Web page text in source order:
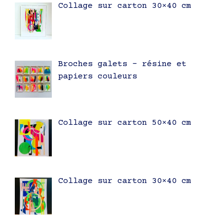
Collage sur carton 30×40 cm
Broches galets – résine et
papiers couleurs
Collage sur carton 50×40 cm
Collage sur carton 30×40 cm